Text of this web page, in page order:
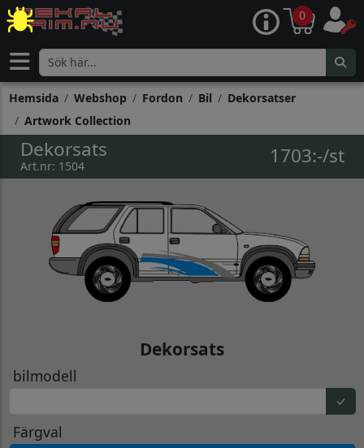
0
Hemsida Webshop Fordon Bil
Dekorsatser
Artwork Collection
Dekorsats
Art.nr: 1504 1703:-/st
Dekorsats
bilmodell
Färgval